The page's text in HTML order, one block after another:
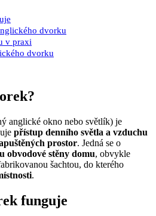
dvorku
v praxi
dvorku
anglické okno nebo světlík) je
přístup denního světla a vzduchu
prostor. Jedná se o
obvodové stěny domu, obvykle
šachtou, do kterého
.
funguje